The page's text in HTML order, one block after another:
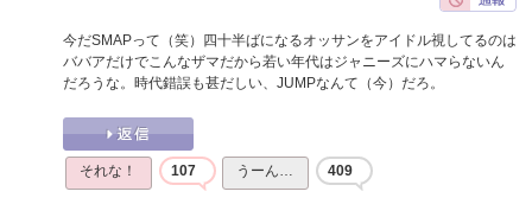
今だSMAPって（笑）四十半ばになるオッサンをアイドル視してるのは
ババアだけでこんなザマだから若い年代はジャニーズにハマらないん
だろうな。時代錯誤も甚だしい、JUMPなんて（今）だろ。
それな！ 107 うーん… 409